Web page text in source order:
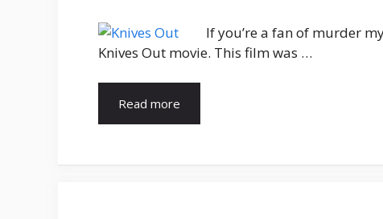
If you’re a fan of murder
Knives Out movie. This film was …
Read more